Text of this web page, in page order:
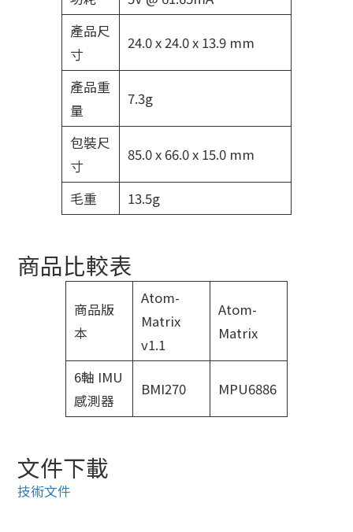
產品尺
寸
24.0 x 24.0 x 13.9 mm
產品重
量
7.3g
包裝尺
寸
85.0 x 66.0 x 15.0 mm
毛重 13.5g
商品比較表
商品版
本
Atom-
Matrix
v1.1
Atom-
Matrix
6軸 IMU
感測器
BMI270 MPU6886
文件下載
技術文件